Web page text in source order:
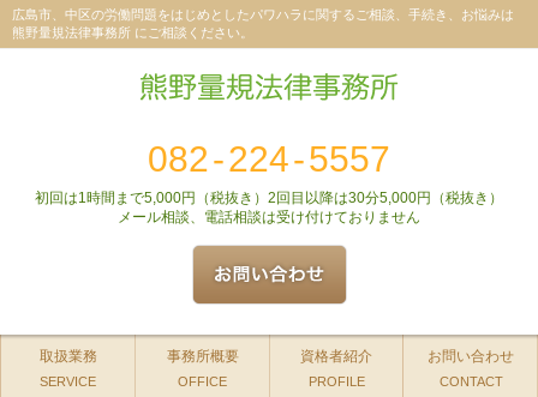
広島市、中区の労働問題をはじめとしたパワハラに関するご相談、手続き、お悩みは
熊野量規法律事務所 にご相談ください。
082-224-5557
初回は1時間まで5,000円（税抜き）2回目以降は30分5,000円（税抜き）
メール相談、電話相談は受け付けておりません
取扱業務
SERVICE
事務所概要
OFFICE
資格者紹介
PROFILE
お問い合わせ
CONTACT